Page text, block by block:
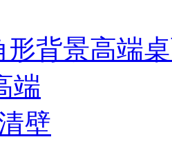
形背景高端